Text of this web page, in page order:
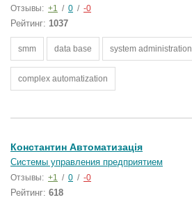
Отзывы: +1 / 0 / -0
Рейтинг: 1037
smm data base system administration
complex automatization
Константин Автоматизація
Системы управления предприятием
Отзывы: +1 / 0 / -0
Рейтинг: 618